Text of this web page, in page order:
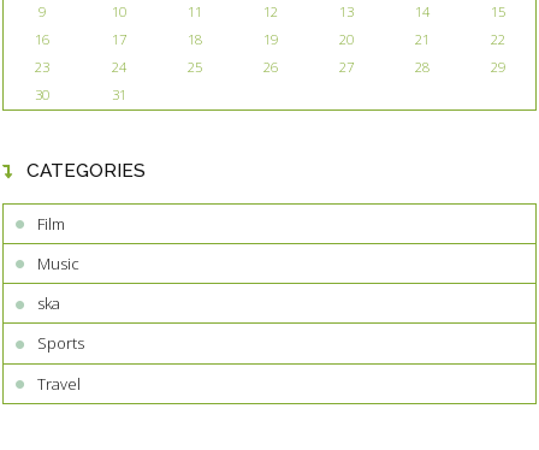
9
10 11 12 13 14
15
16
17 18 19 20 21
22
23
24 25 26 27 28
29
30
31
CATEGORIES
Film
Music
ska
Sports
Travel